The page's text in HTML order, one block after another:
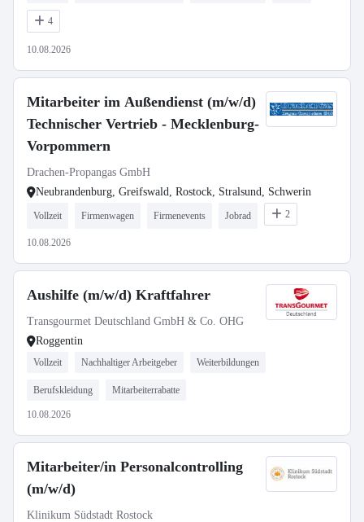
4
10.08.2026
Mitarbeiter im Außendienst (m/w/d)
Technischer Vertrieb - Mecklenburg-
Vorpommern
Drachen-Propangas GmbH
Neubrandenburg, Greifswald, Rostock, Stralsund, Schwerin
Vollzeit Firmenwagen Firmenevents Jobrad 2
10.08.2026
Aushilfe (m/w/d) Kraftfahrer
Transgourmet Deutschland GmbH & Co. OHG
Roggentin
Vollzeit Nachhaltiger Arbeitgeber Weiterbildungen
Berufskleidung Mitarbeiterrabatte
10.08.2026
Mitarbeiter/in Personalcontrolling
(m/w/d)
Klinikum Südstadt Rostock